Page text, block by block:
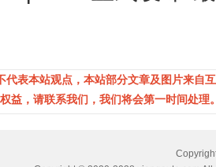
代表本站观点，本站部分文章及图片来自
益，请联系我们，我们将会第一时间处